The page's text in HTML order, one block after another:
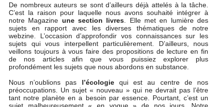
De nombreux auteurs se sont d’ailleurs déjà attelés à la tâche.
C’est la raison pour laquelle nous avons souhaité intégrer à
notre Magazine une section livres . Elle met en lumière des
sujets en rapport avec les diverses thématiques de notre
webzine. L’occasion d’approfondir vos connaissances sur les
sujets qui vous interpellent particulièrement. D’ailleurs, nous
veillons toujours à vous faire des propositions de lecture en fin
de nos articles afin que vous puissiez explorer plus
profondément les sujets que nous abordons en substance.
Nous n’oublions pas l’écologiequi est au centre de nos
préoccupations. Un sujet « nouveau » qui ne devrait pas l’être
tant notre planète en a besoin par essence. Pourtant, c’est un